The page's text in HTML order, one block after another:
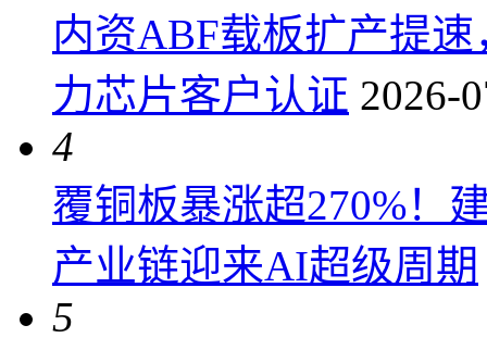
内资ABF载板扩产提
力芯片客户认证 2026-
4
覆铜板暴涨超270%！
产业链迎来AI超级周期
5